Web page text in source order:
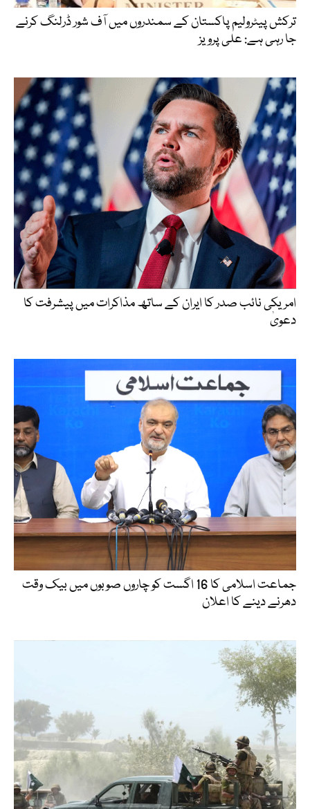
ترکش پیٹرولیم پاکستان کے سمندروں میں آف شور ڈرلنگ کرنے
جا رہی ہے: علی پرویز
امریکی نائب صدر کا ایران کے ساتھ مذاکرات میں پیشرفت کا
دعویٰ
جماعت اسلامی کا 16 اگست کو چاروں صوبوں میں بیک وقت
دھرنے دینے کا اعلان